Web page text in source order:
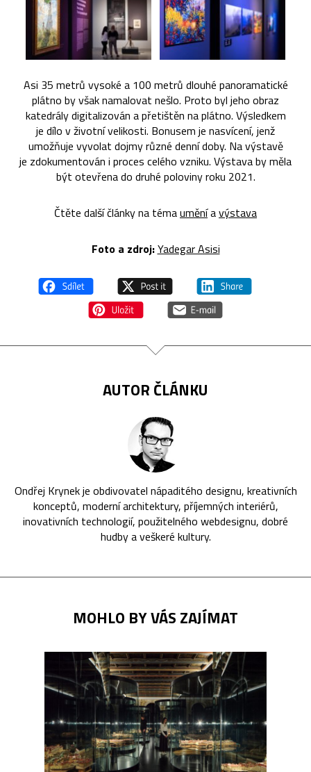
Asi 35 metrů vysoké a 100 metrů dlouhé panoramatické
plátno by však namalovat nešlo. Proto byl jeho obraz
katedrály digitalizován a přetištěn na plátno. Výsledkem
je dílo v životní velikosti. Bonusem je nasvícení, jenž
umožňuje vyvolat dojmy různé denní doby. Na výstavě
je zdokumentován i proces celého vzniku. Výstava by měla
být otevřena do druhé poloviny roku 2021.
Čtěte další články na témauměníavýstava
Foto a zdroj:Yadegar Asisi
AUTOR ČLÁNKU
Ondřej Krynek je obdivovatel nápaditého designu, kreativních
konceptů, moderní architektury, příjemných interiérů,
inovativních technologií, použitelného webdesignu, dobré
hudby a veškeré kultury.
MOHLO BY VÁS ZAJÍMAT